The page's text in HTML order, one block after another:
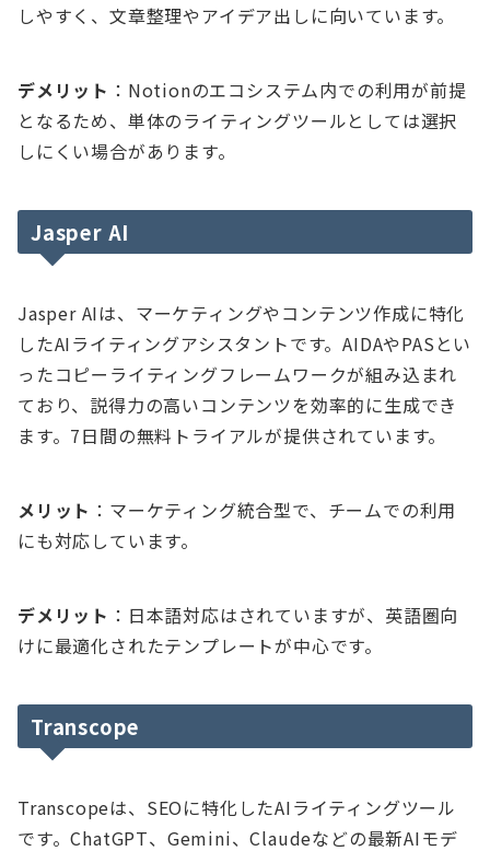
しやすく、文章整理やアイデア出しに向いています。
デメリット ：Notionのエコシステム内での利用が前提
となるため、単体のライティングツールとしては選択
しにくい場合があります。
Jasper AI
Jasper AIは、マーケティングやコンテンツ作成に特化
したAIライティングアシスタントです。AIDAやPASとい
ったコピーライティングフレームワークが組み込まれ
ており、説得力の高いコンテンツを効率的に生成でき
ます。7日間の無料トライアルが提供されています。
メリット ：マーケティング統合型で、チームでの利用
にも対応しています。
デメリット ：日本語対応はされていますが、英語圏向
けに最適化されたテンプレートが中心です。
Transcope
Transcopeは、SEOに特化したAIライティングツール
です。ChatGPT、Gemini、Claudeなどの最新AIモデ